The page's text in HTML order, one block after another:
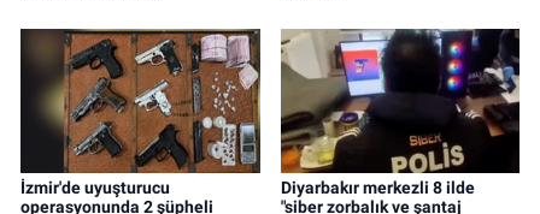
İzmir'de uyuşturucu
operasyonunda 2 şüpheli
Diyarbakır merkezli 8 ilde
"siber zorbalık ve şantaj